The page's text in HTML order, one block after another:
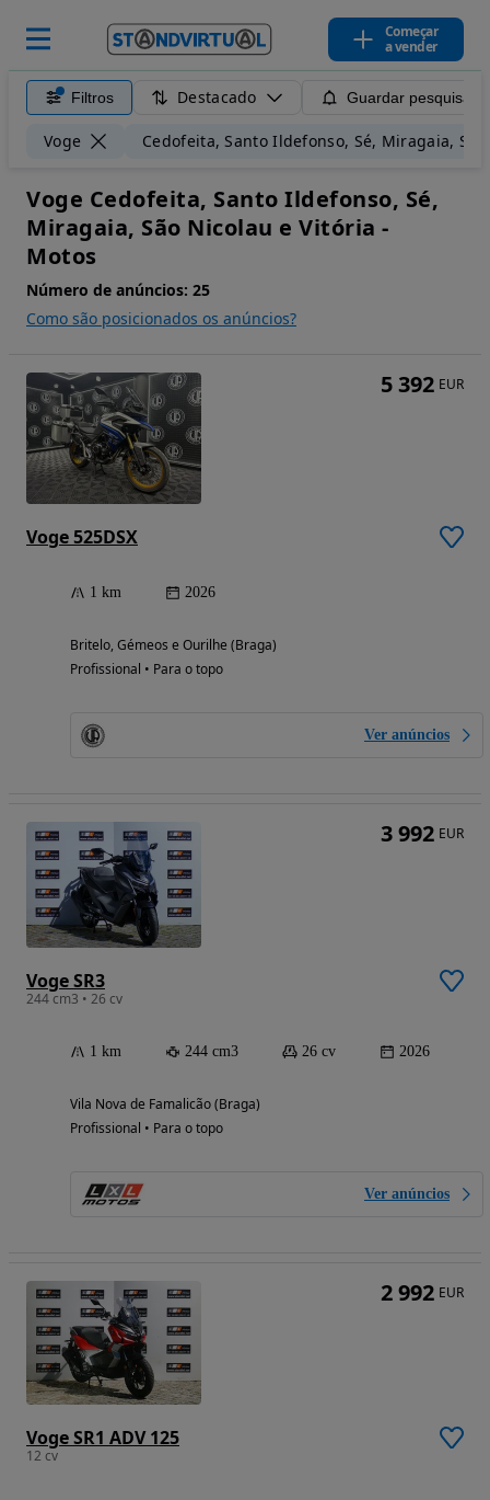
Começar
a vender
Filtros Destacado Guardar pesquisa
Voge Cedofeita, Santo Ildefonso, Sé, Miragaia,
Voge Cedofeita, Santo Ildefonso, Sé,
Miragaia, São Nicolau e Vitória -
Motos
Número de anúncios: 25
Como são posicionados os anúncios?
Voge 525DSX
1 km 2026
Britelo, Gémeos e Ourilhe (Braga)
Profissional • Para o topo
Ver anúncios
5 392 EUR
Voge SR3
244 cm3 • 26 cv
1 km 244 cm3 26 cv 2026
Vila Nova de Famalicão (Braga)
Profissional • Para o topo
Ver anúncios
3 992 EUR
Voge SR1 ADV 125
12 cv
2 992 EUR